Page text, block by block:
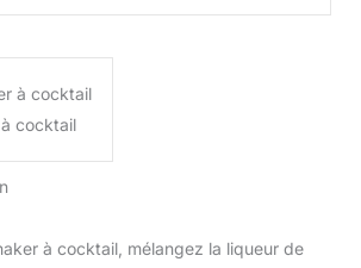
à cocktail
cocktail
à cocktail, mélangez la liqueur de